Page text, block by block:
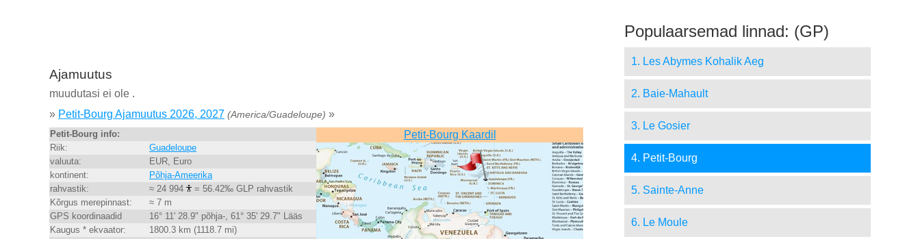
Ajamuutus
muudutasi ei ole .
» Petit-Bourg Ajamuutus 2026, 2027 (America/Guadeloupe) »
Petit-Bourg info:
Riik:
Guadeloupe
valuuta:
EUR, Euro
kontinent:
Põhja-Ameerika
rahvastik:
≈ 24 994
= 56.42‰ GLP rahvastik
Kõrgus merepinnast:
≈ 7 m
GPS koordinaadid
16° 11' 28.9" põhja-, 61° 35' 29.7" Lääs
Kaugus * ekvaator:
1800.3 km (1118.7 mi)
Petit-Bourg Kaardil
Populaarsemad linnad: (GP)
1. Les Abymes Kohalik Aeg
2. Baie-Mahault
3. Le Gosier
4. Petit-Bourg
5. Sainte-Anne
6. Le Moule